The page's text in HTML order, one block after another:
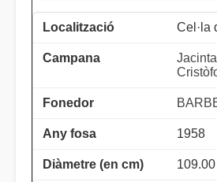
Cel·la
1958
109.00